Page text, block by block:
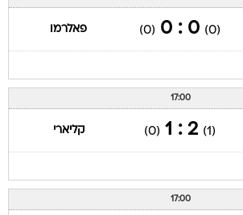
(0)
0 : 0
(0) פאלרמו
17:00
(1)
2 : 1
(0) קליארי
17:00